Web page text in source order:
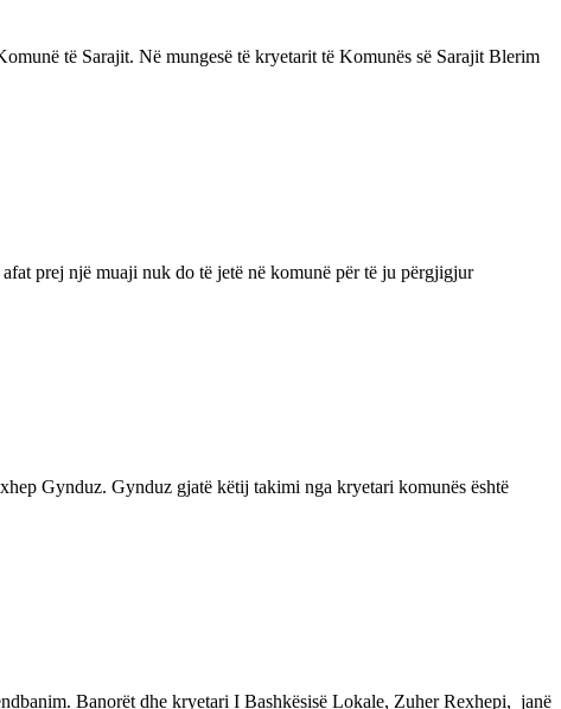
të Sarajit. Në mungesë të kryetarit të Komunës së Sarajit Blerim
prej një muaji nuk do të jetë në komunë për të ju përgjigjur
Gynduz. Gynduz gjatë këtij takimi nga kryetari komunës është
Banorët dhe kryetari I Bashkësisë Lokale, Zuher Rexhepi, janë